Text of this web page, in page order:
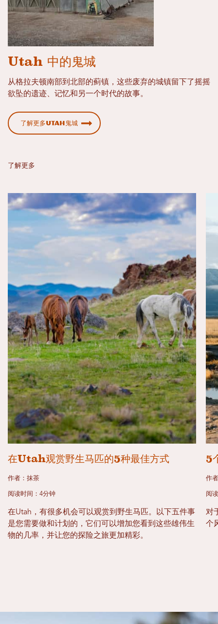
Utah 中的鬼城
从格拉夫顿南部到北部的蓟镇，这些废弃的城镇留下了摇摇
欲坠的遗迹、记忆和另一个时代的故事。
了解更多Utah鬼城
了解更多
在Utah观赏野生马匹的5种最佳方式
作者：抹茶
阅读时间：4分钟
在Utah，有很多机会可以观赏到野生马匹。以下五件事
是您需要做和计划的，它们可以增加您看到这些雄伟生
物的几率，并让您的探险之旅更加精彩。
5
作
阅
对
个